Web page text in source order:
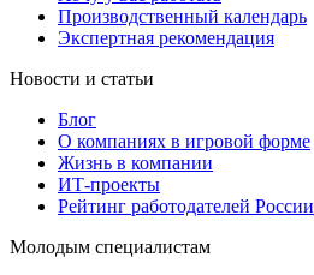
Производственный календарь
Экспертная рекомендация
Новости и статьи
Блог
О компаниях в игровой форме
Жизнь в компании
ИТ-проекты
Рейтинг работодателей России
Молодым специалистам